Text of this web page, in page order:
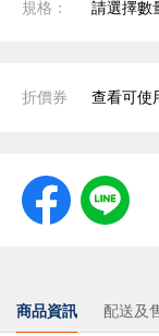
規格： 請選擇數
折價券 查看可使
商品資訊 配送及